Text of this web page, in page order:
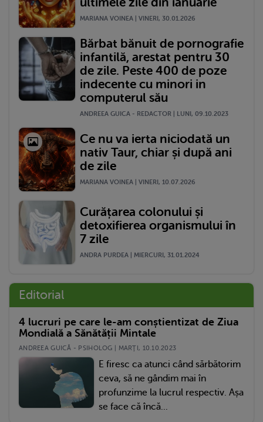
MARIANA VOINEA | VINERI, 30.01.2026
Bărbat bănuit de pornografie
infantilă, arestat pentru 30
de zile. Peste 400 de poze
indecente cu minori in
computerul său
ANDREEA GUICA - REDACTOR | LUNI, 09.10.2023
Ce nu va ierta niciodată un
nativ Taur, chiar și după ani
de zile
MARIANA VOINEA | VINERI, 10.07.2026
Curățarea colonului și
detoxifierea organismului în
7 zile
ANDRA PURDEA | MIERCURI, 31.01.2024
Editorial
4 lucruri pe care le-am conștientizat de Ziua
Mondială a Sănătății Mintale
ANDREEA GUICĂ - PSIHOLOG | MARŢI, 10.10.2023
E firesc ca atunci când sărbătorim
ceva, să ne gândim mai în
profunzime la lucrul respectiv. Așa
se face că încă...